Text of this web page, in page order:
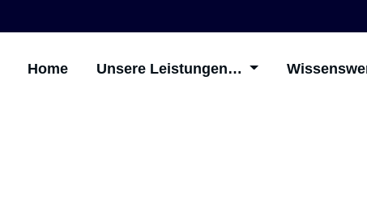
Home Unsere Leistungen…